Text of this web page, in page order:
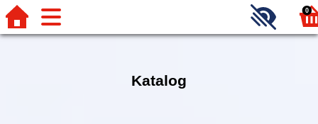
0
Katalog